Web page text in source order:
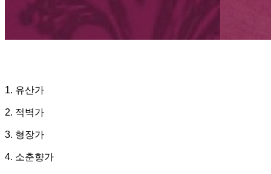
1. 유산가
2. 적벽가
3. 형장가
4. 소춘향가